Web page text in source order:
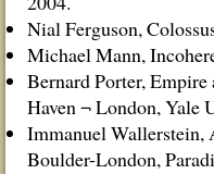
Nial Ferguson,
Michael Mann,
Bernard Porter,
Haven ¬ London, Yale
Immanuel Wallerstein,
Boulder-London,